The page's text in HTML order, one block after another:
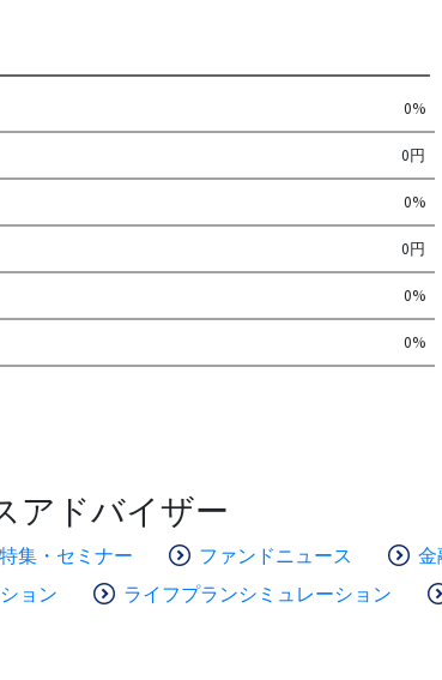
0%
0円
0%
0円
0%
0%
アドバイザー
特集・セミナー ファンドニュース 金
ョン
ライフプランシミュレーション